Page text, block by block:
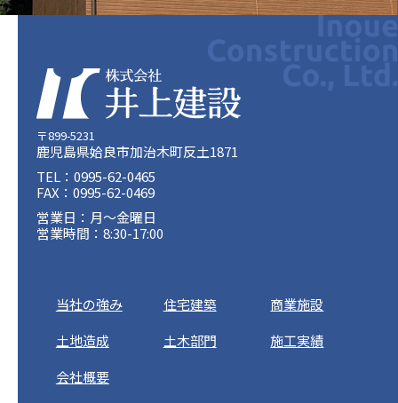
〒899-5231
鹿児島県姶良市加治木町反土1871
TEL：0995-62-0465
FAX：0995-62-0469
営業日：月〜金曜日
営業時間：8:30-17:00
当社の強み 住宅建築
商業施設
土地造成
土木部門
施工実績
会社概要